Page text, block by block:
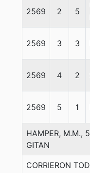
2569 2 5
2569 3 3
2569 4 2
2569 5 1
HAMPER, M.M.,
GITAN
CORRIERON